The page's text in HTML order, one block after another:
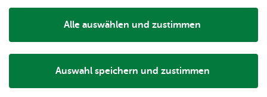
die
Tourist-Information Ailingen.
Alle Broschüren stehen auch zum Download bereit.
Auswahl speichern und zustimmen
Alle auswählen und zustimmen